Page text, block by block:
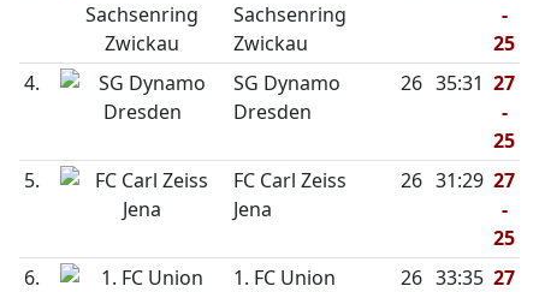
Sachsenring
Zwickau
-
25
4.
SG Dynamo
Dresden
26 35:31 27
-
25
5.
FC Carl Zeiss
Jena
26 31:29 27
-
25
6.
1. FC Union
26 33:35 27